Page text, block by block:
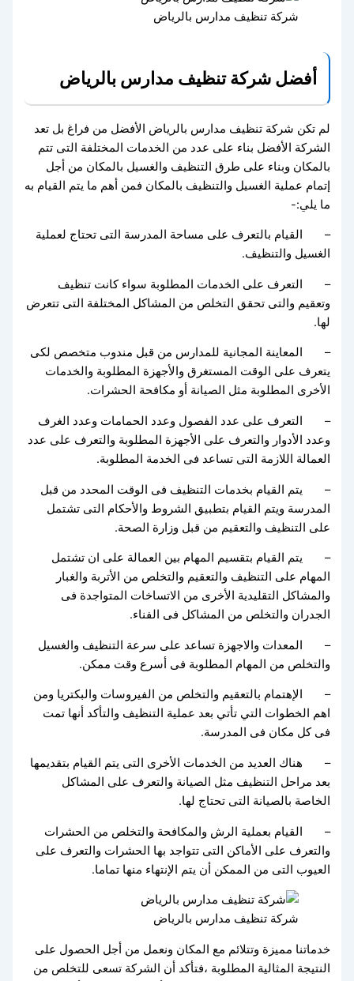
شركة تنظيف مدارس بالرياض
أفضل شركة تنظيف مدارس بالرياض
لم تكن شركة تنظيف مدارس بالرياض الأفضل من فراغ بل تعد
الشركة الأفضل بناء على عدد من الخدمات المختلفة التى تتم
بالمكان وبناء على طرق التنظيف والغسيل بالمكان من أجل
إتمام عملية الغسيل والتنظيف بالمكان فمن أهم ما يتم القيام به
ما يلي:-
– القيام بالتعرف على مساحة المدرسة التى تحتاج لعملية
الغسيل والتنظيف.
– التعرف على الخدمات المطلوبة سواء كانت تنظيف
وتعقيم والتى تحقق التخلص من المشاكل المختلفة التى تتعرض
لها.
– المعاينة المجانية للمدارس من قبل مندوب متخصص لكى
يتعرف على الوقت المستغرق والأجهزة المطلوبة والخدمات
الأخرى المطلوبة مثل الصيانة أو مكافحة الحشرات.
– التعرف على عدد الفصول وعدد الحمامات وعدد الغرف
وعدد الأدوار والتعرف على الأجهزة المطلوبة والتعرف على عدد
العمالة اللازمة التى تساعد فى الخدمة المطلوبة.
– يتم القيام بخدمات التنظيف فى الوقت المحدد من قبل
المدرسة ويتم القيام بتطبيق الشروط والأحكام التى تشتمل
على التنظيف والتعقيم من قبل وزارة الصحة.
– يتم القيام بتقسيم المهام بين العمالة على ان تشتمل
المهام على التنظيف والتعقيم والتخلص من الأتربة والغبار
والمشاكل التقليدية الأخرى من الاتساخات المتواجدة فى
الجدران والتخلص من المشاكل فى الفناء.
– المعدات والاجهزة تساعد على سرعة التنظيف والغسيل
والتخلص من المهام المطلوبة فى أسرع وقت ممكن.
– الإهتمام بالتعقيم والتخلص من الفيروسات والبكتريا ومن
اهم الخطوات التي تأتي بعد عملية التنظيف والتأكد أنها تمت
فى كل مكان فى المدرسة.
– هناك العديد من الخدمات الأخرى التى يتم القيام بتقديمها
بعد مراحل التنظيف مثل الصيانة والتعرف على المشاكل
الخاصة بالصيانة التى تحتاج لها.
– القيام بعملية الرش والمكافحة والتخلص من الحشرات
والتعرف على الأماكن التى تتواجد بها الحشرات والتعرف على
العيوب التى من الممكن أن يتم الإنتهاء منها تماما.
شركة تنظيف مدارس بالرياض
خدماتنا مميزة وتتلائم مع المكان ونعمل من أجل الحصول على
النتيجة المثالية المطلوبة ،فتأكد أن الشركة تسعى للتخلص من